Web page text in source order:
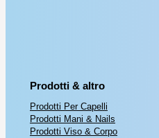
Prodotti & altro
Prodotti Per Capelli
Prodotti Mani & Nails
Prodotti Viso & Corpo